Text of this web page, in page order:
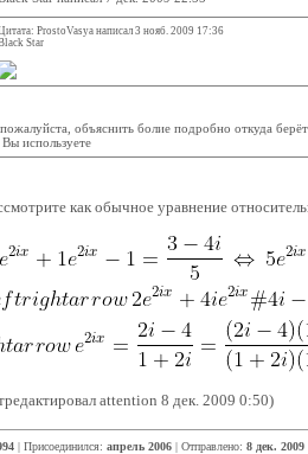
ProstoVasya написал 3 нояб. 2009 17:36
Star
объяснить болие подробно откуда
используете
как обычное уравнение
attention 8 дек. 2009 0:50)
| Присоединился: апрель 2006 | Отправлено: 8 дек. 2009